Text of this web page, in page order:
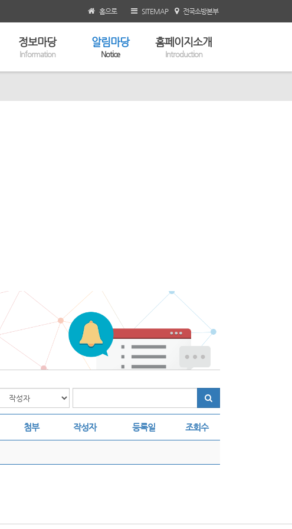
홈으로 SITEMAP 전국소방본부
정보마당
Information
알림마당
Notice
홈페이지소개
Introduction
첨부 작성자 등록일 조회수